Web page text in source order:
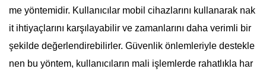
me yöntemidir. Kullanıcılar mobil cihazlarını kullanarak nak
it ihtiyaçlarını karşılayabilir ve zamanlarını daha verimli bir
şekilde değerlendirebilirler. Güvenlik önlemleriyle destekle
nen bu yöntem, kullanıcıların mali işlemlerde rahatlıkla har